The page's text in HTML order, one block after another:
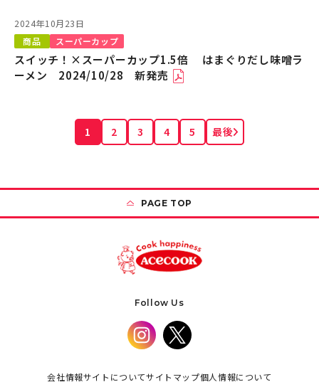
2024年10月23日
商品
スーパーカップ
スイッチ！×スーパーカップ1.5倍 はまぐりだし味噌ラ
ーメン 2024/10/28 新発売
1 2 3 4 5 最後
PAGE TOP
Follow Us
会社情報サイトについてサイトマップ個人情報について